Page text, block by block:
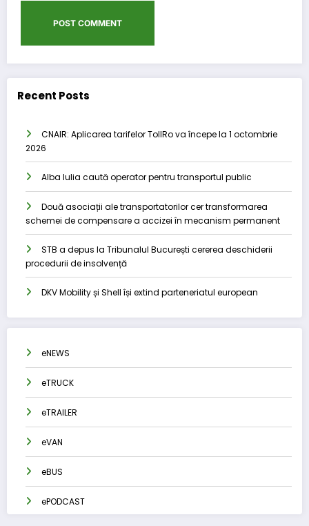
Recent Posts
CNAIR: Aplicarea tarifelor TollRo va începe la 1 octombrie
2026
Alba Iulia caută operator pentru transportul public
Două asociații ale transportatorilor cer transformarea
schemei de compensare a accizei în mecanism permanent
STB a depus la Tribunalul București cererea deschiderii
procedurii de insolvență
DKV Mobility și Shell își extind parteneriatul european
eNEWS
eTRUCK
eTRAILER
eVAN
eBUS
ePODCAST